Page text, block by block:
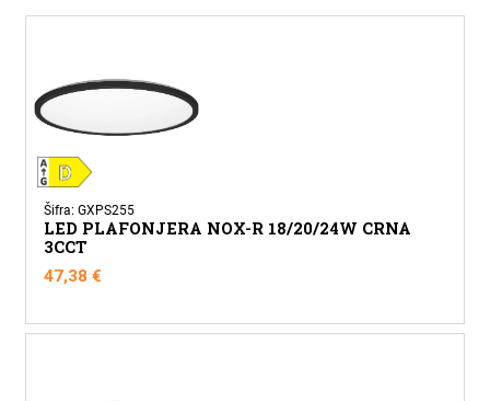
Šifra: GXPS255
LED PLAFONJERA NOX-R 18/20/24W CRNA
3CCT
47,38€